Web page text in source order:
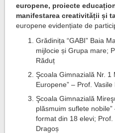
europene, proiecte
manifestarea creativității și
europene evidențiate de
Grădinița “GABI” Baia
mijlocie și Grupa mare;
Răduț
Şcoala Gimnazială Nr. 1
Europene” – Prof. Vasile
Şcoala Gimnazială
plăsmuim suflete
format din 18 elevi;
Dragoș